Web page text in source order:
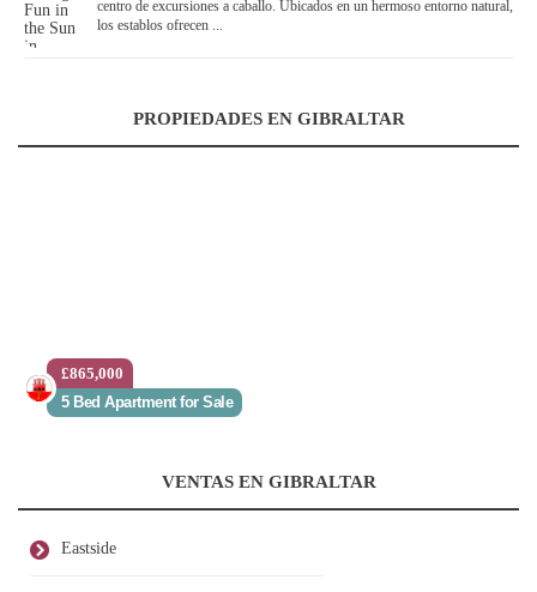
centro de excursiones a caballo. Ubicados en un hermoso entorno natural,
los establos ofrecen ...
PROPIEDADES EN GIBRALTAR
£865,000
5 Bed Apartment for Sale
VENTAS EN GIBRALTAR
Eastside